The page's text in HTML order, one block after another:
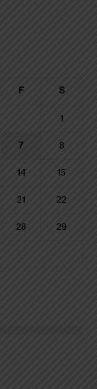
F S
1
7 8
14 15
21 22
28 29